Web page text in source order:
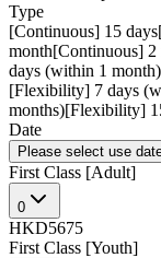
Type
[Continuous] 15 days
month[Continuous] 2
days (within 1 month)
[Flexibility] 7 days
months)[Flexibility]
Date
Please select use
First Class [Adult]
0
HKD5675
First Class [Youth]